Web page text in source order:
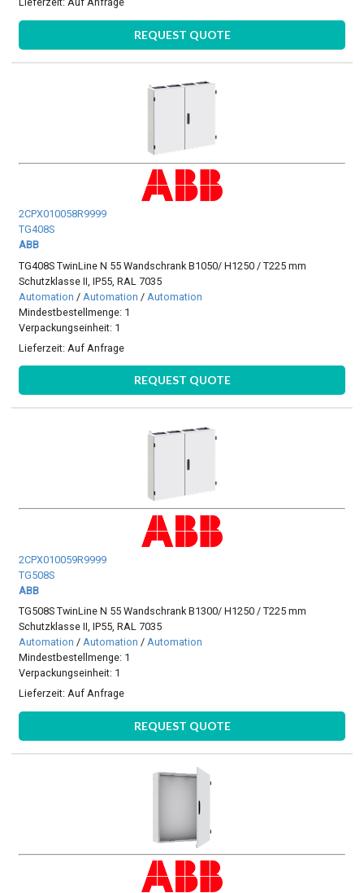
REQUEST QUOTE
2CPX010058R9999
TG408S
ABB
TG408S TwinLine N 55 Wandschrank B1050/ H1250 / T225 mm
Schutzklasse II, IP55, RAL 7035
Automation / Automation / Automation
Mindestbestellmenge: 1
Verpackungseinheit: 1
Lieferzeit: Auf Anfrage
REQUEST QUOTE
2CPX010059R9999
TG508S
ABB
TG508S TwinLine N 55 Wandschrank B1300/ H1250 / T225 mm
Schutzklasse II, IP55, RAL 7035
Automation /Automation /Automation
Mindestbestellmenge: 1
Verpackungseinheit: 1
Lieferzeit:Auf Anfrage
REQUEST QUOTE